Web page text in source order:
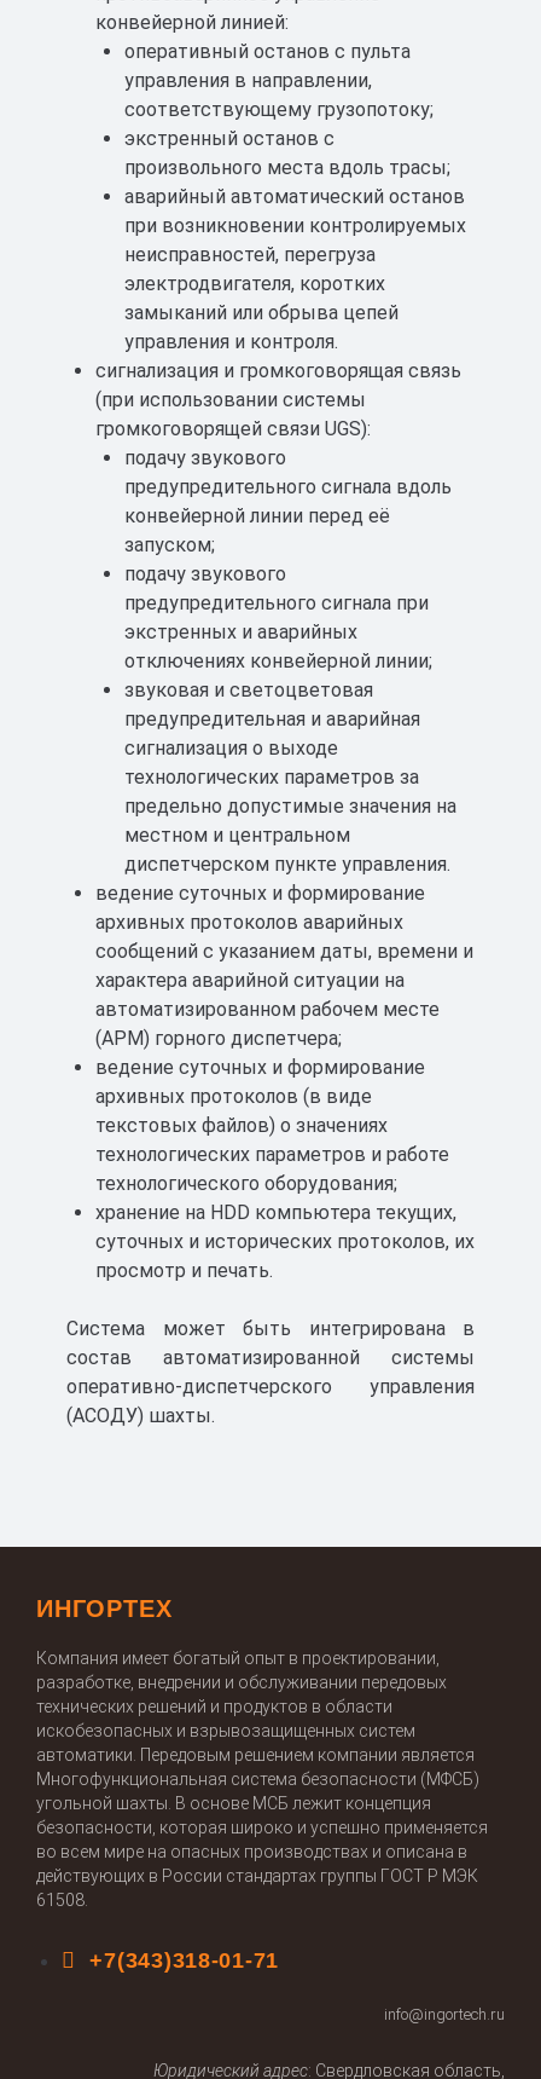
конвейерной линией:
оперативный останов с пульта
управления в направлении,
соответствующему грузопотоку;
экстренный останов с
произвольного места вдоль трасы;
аварийный автоматический останов
при возникновении контролируемых
неисправностей, перегруза
электродвигателя, коротких
замыканий или обрыва цепей
управления и контроля.
сигнализация и громкоговорящая связь
(при использовании системы
громкоговорящей связи UGS):
подачу звукового
предупредительного сигнала вдоль
конвейерной линии перед её
запуском;
подачу звукового
предупредительного сигнала при
экстренных и аварийных
отключениях конвейерной линии;
звуковая и светоцветовая
предупредительная и аварийная
сигнализация о выходе
технологических параметров за
предельно допустимые значения на
местном и центральном
диспетчерском пункте управления.
ведение суточных и формирование
архивных протоколов аварийных
сообщений с указанием даты, времени и
характера аварийной ситуации на
автоматизированном рабочем месте
(АРМ) горного диспетчера;
ведение суточных и формирование
архивных протоколов (в виде
текстовых файлов) о значениях
технологических параметров и работе
технологического оборудования;
хранение на HDD компьютера текущих,
суточных и исторических протоколов, их
просмотр и печать.
Система может быть интегрирована в
состав автоматизированной системы
оперативно-диспетчерского управления
(АСОДУ) шахты.
ИНГОРТЕХ
Компания имеет богатый опыт в проектировании,
разработке, внедрении и обслуживании передовых
технических решений и продуктов в области
искобезопасных и взрывозащищенных систем
автоматики. Передовым решением компании является
Многофункциональная система безопасности (МФСБ)
угольной шахты. В основе МСБ лежит концепция
безопасности, которая широко и успешно применяется
во всем мире на опасных производствах и описана в
действующих в России стандартах группы ГОСТ Р МЭК
61508.
+7(343)318-01-71
info@ingortech.ru
Юридический адрес: Свердловская область,